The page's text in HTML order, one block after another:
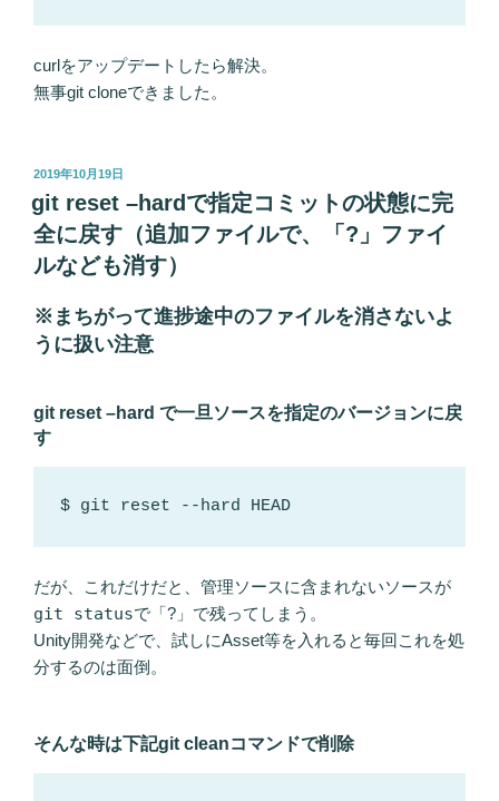
curlをアップデートしたら解決。
無事git cloneできました。
投
日:
2019年10月19日
git reset –hardで指定コミットの状態に完
全に戻す（追加ファイルで、「?」ファイ
ルなども消す）
※まちがって進捗途中のファイルを消さないよ
うに扱い注意
git reset –hard で一旦ソースを指定のバージョンに戻
す
$ git reset --hard HEAD
だが、これだけだと、管理ソースに含まれないソースが
git statusで「?」で残ってしまう。
Unity開発などで、試しにAsset等を入れると毎回これを処
分するのは面倒。
そんな時は下記git cleanコマンドで削除